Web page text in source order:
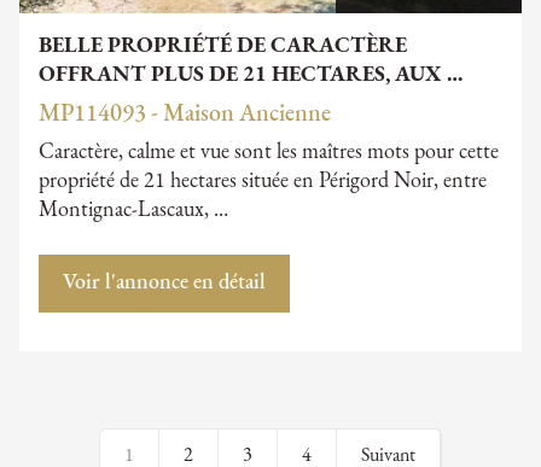
BELLE PROPRIÉTÉ DE CARACTÈRE
OFFRANT PLUS DE 21 HECTARES, AUX …
MP114093 - Maison Ancienne
Caractère, calme et vue sont les maîtres mots pour cette
propriété de 21 hectares située en Périgord Noir, entre
Montignac-Lascaux, …
Voir l'annonce en détail
1 2 3 4 Suivant